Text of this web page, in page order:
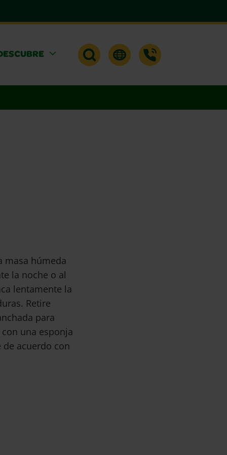
masa húmeda
la noche o al
lentamente la
Retire
para
una esponja
acuerdo con